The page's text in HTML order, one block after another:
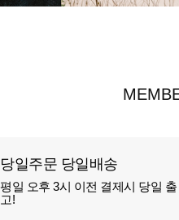
당일주문 당일배송
평일 오후 3시 이전 결제시 당일 출
고!